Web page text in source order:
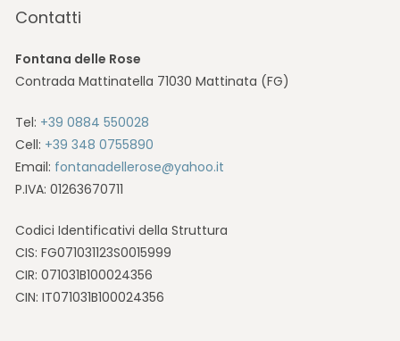
Contatti
Fontana delle Rose
Contrada Mattinatella 71030 Mattinata (FG)
Tel: +39 0884 550028
Cell: +39 348 0755890
Email: fontanadellerose@yahoo.it
P.IVA: 01263670711
Codici Identificativi della Struttura
CIS: FG071031123S0015999
CIR: 071031B100024356
CIN: IT071031B100024356